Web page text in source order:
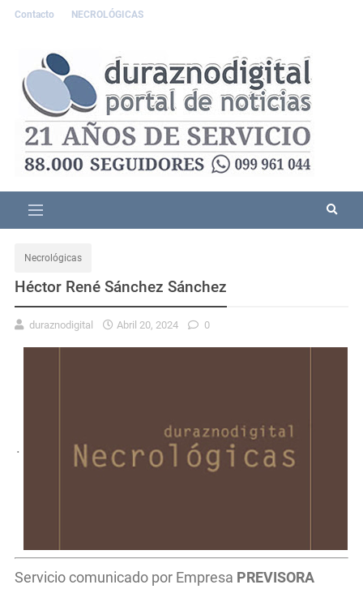
Contacto NECROLÓGICAS
Necrológicas
Héctor René Sánchez Sánchez
duraznodigital Abril 20, 2024 0
.
Servicio comunicado por Empresa PREVISORA